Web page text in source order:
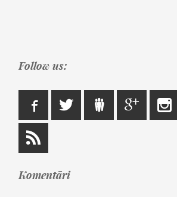
Follow us:
Komentāri